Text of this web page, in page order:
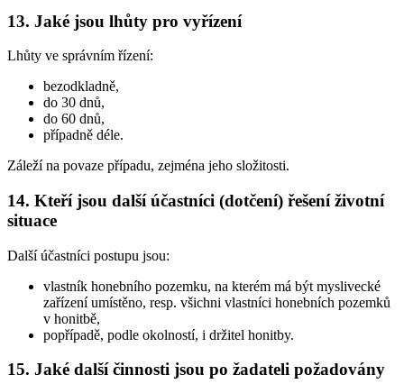
13. Jaké jsou lhůty pro vyřízení
Lhůty ve správním řízení:
bezodkladně,
do 30 dnů,
do 60 dnů,
případně déle.
Záleží na povaze případu, zejména jeho složitosti.
14. Kteří jsou další účastníci (dotčení) řešení životní
situace
Další účastníci postupu jsou:
vlastník honebního pozemku, na kterém má být myslivecké
zařízení umístěno, resp. všichni vlastníci honebních pozemků
v honitbě,
popřípadě, podle okolností, i držitel honitby.
15. Jaké další činnosti jsou po žadateli požadovány